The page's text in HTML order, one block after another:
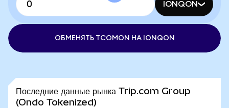
IONQON
ОБМЕНЯТЬ TCOMON НА IONQON
Последние данные рынка Trip.com Group
(Ondo Tokenized)